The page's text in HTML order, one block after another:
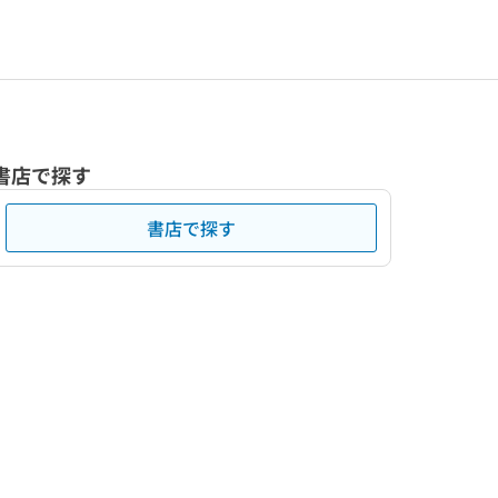
店で探す
書店で探す